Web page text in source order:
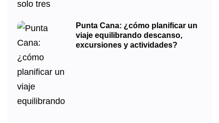
Punta Cana: ¿cómo planificar un
viaje equilibrando descanso,
excursiones y actividades?